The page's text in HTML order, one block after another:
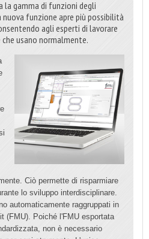
la gamma di funzioni degli
funzione apre più possibilità
agli esperti di lavorare
usano normalmente.
Ciò permette di risparmiare
lo sviluppo interdisciplinare.
automaticamente raggruppati in
(FMU). Poiché l'FMU esportata
non è necessario